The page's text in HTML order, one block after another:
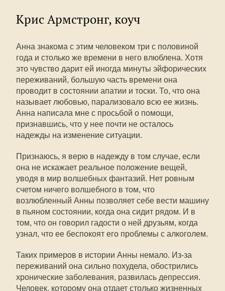
Крис Армстронг, коуч
Анна знакома с этим человеком три с половиной
года и столько же времени в него влюблена. Хотя
это чувство дарит ей иногда минуты эйфорических
переживаний, большую часть времени она
проводит в состоянии апатии и тоски. То, что она
называет любовью, парализовало всю ее жизнь.
Анна написала мне с просьбой о помощи,
признавшись, что у нее почти не осталось
надежды на изменение ситуации.
Признаюсь, я верю в надежду в том случае, если
она не искажает реальное положение вещей,
уводя в мир волшебных фантазий. Нет ровным
счетом ничего волшебного в том, что
возлюбленный Анны позволяет себе вести машину
в пьяном состоянии, когда она сидит рядом. И в
том, что он говорил гадости о ней друзьям, когда
узнал, что ее беспокоят его проблемы с алкоголем.
Таких примеров в истории Анны немало. Из-за
переживаний она сильно похудела, обострились
хронические заболевания, развилась депрессия.
Человек, которому она отдает столько жизненных